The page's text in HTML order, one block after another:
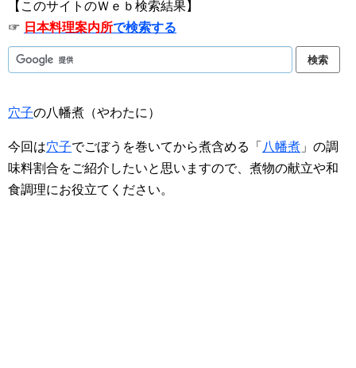
【このサイトのＷｅｂ検索結果】
☞ 日本料理案内所で検索する
穴子の八幡煮（やわたに）
今回は穴子でごぼうを巻いてから煮含める「 八幡煮 」の調
味料割合をご紹介したいと思いますので、煮物の献立や和
食調理にお役立てください。